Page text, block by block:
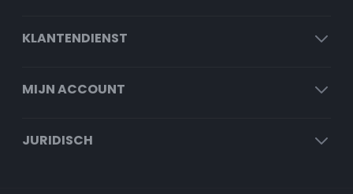
KLANTENDIENST
MIJN ACCOUNT
JURIDISCH